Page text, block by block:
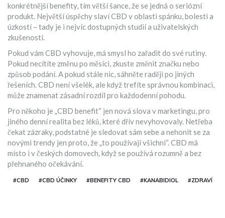
konkrétnější benefity, tím větší šance, že se jedná o seriózní
produkt. Největší úspěchy slaví CBD v oblasti spánku, bolesti a
úzkostí – tady je i nejvíc dostupných studií a uživatelských
zkušeností.
Pokud vám CBD vyhovuje, má smysl ho zařadit do své rutiny.
Pokud necítíte změnu po měsíci, zkuste změnit značku nebo
způsob podání. A pokud stále nic, sáhněte raději po jiných
řešeních. CBD není všelék, ale když trefíte správnou kombinaci,
může znamenat zásadní rozdíl pro každodenní pohodu.
Pro někoho je „CBD benefit“ jen nová slova v marketingu, pro
jiného denní realita bez léků, které dřív nevyhovovaly. Netřeba
čekat zázraky, podstatné je sledovat sám sebe a nehonit se za
novými trendy jen proto, že „to používají všichni“. CBD má
místo i v českých domovech, když se používá rozumně a bez
přehnaného očekávání.
#CBD #CBD ÚČINKY #BENEFITY CBD #KANABIDIOL #ZDRAVÍ